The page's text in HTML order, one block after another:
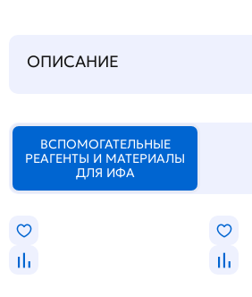
ОПИСАНИЕ
ВСПОМОГАТЕЛЬНЫЕ
РЕАГЕНТЫ И МАТЕРИАЛЫ
ДЛЯ ИФА